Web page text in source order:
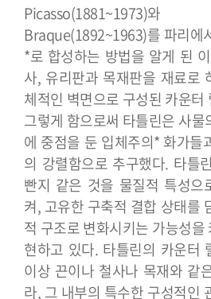
Picasso(1881~1973)
Braque(1892~1963)를 파리에
*로 합성하는 방법을 알게 된
사, 유리판과 목재판을 재료로
체적인 벽면으로 구성된 카운
그렇게 함으로써 타틀린은 사
에 중점을 둔 입체주의* 화가들
의 강렬함으로 추구했다. 타틀
빤지 같은 것을 물질적 특성으
켜, 고유한 구축적 결합 상태를
적 구조로 변화시키는 가능성
현하고 있다. 타틀린의 카운터
이상 끈이나 철사나 목재와 같
라, 그 내부의 특수한 구성적인